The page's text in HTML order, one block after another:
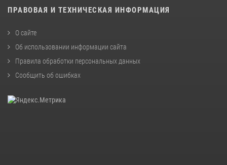
ПРАВОВАЯ И ТЕХНИЧЕСКАЯ ИНФОРМАЦИЯ
О сайте
Об использовании информации сайта
Правила обработки персональных данных
Сообщить об ошибках